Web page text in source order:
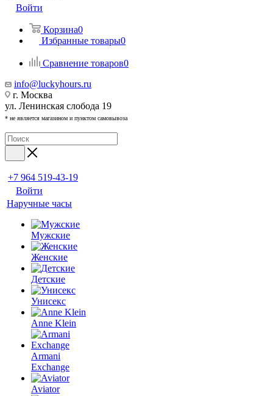
Войти
Корзина0
Избранные товары0
Сравнение товаров0
info@luckyhours.ru
г. Москва
ул. Ленинская слобода 19
* не является магазином и пунктом самовывоза
+7 964 519-43-19
Войти
Наручные часы
Мужские
Женские
Детские
Унисекс
Anne Klein
Armani
Exchange
Aviator